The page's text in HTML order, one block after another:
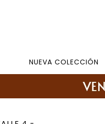
NUEVA COLECCIÓN